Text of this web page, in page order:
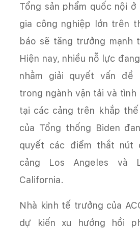
Tổng sản phẩm quốc nội
gia công nghiệp lớn trên
báo sẽ tăng trưởng mạnh
Hiện nay, nhiều nỗ lực
nhằm giải quyết vấn đề
trong ngành vận tải và
tại các cảng trên khắp
của Tổng thống Biden
quyết các điểm thắt nút
cảng Los Angeles và
California.
Nhà kinh tế trưởng của
dự kiến xu hướng hồi